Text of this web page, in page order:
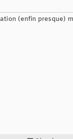
(enfin presque)